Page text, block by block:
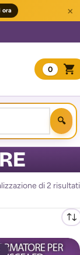
ora ×
0
di 2 risultati